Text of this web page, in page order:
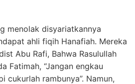
menolak disyariatkannya
ahli fiqih Hanafiah. Mereka
Abu Rafi, Bahwa Rasulullah
Fatimah, “Jangan engkau
cukurlah rambunya”. Namun,